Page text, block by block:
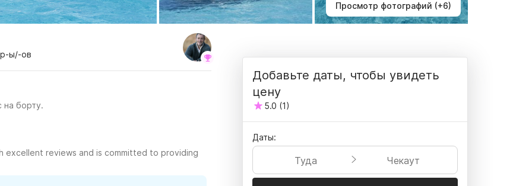
Просмотр фотографий (+6)
ы/-ов
на борту.
reviews and is committed to providing
Добавьте даты, чтобы увидеть
цену
5.0 (1)
Даты:
Туда Чекаут